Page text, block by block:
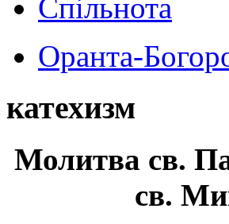
Спільнота
Оранта-
катехизм
Молитва св.
св.